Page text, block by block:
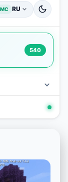
MC RU
540